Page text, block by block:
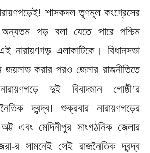
শাসকদল তৃণমূল কংগ্রেসের
অন্যতম গড় বলা যেতে পারে পশ্চিম
নারায়ণগড় এলাকাটিকে। বিধানসভা
করার পরও জেলার রাজনীতিতে
দুই বিবাদমান গোষ্ঠী’র
দ্বন্দ্ব! শুক্রবার নারায়ণগড়ের
এবং মেদিনীপুর সাংগঠনিক জেলার
র সামনেই সেই রাজনৈতিক দ্বন্দ্ব